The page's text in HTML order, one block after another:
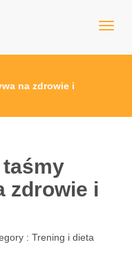
na zdrowie i
zdrowie i
: Trening i dieta